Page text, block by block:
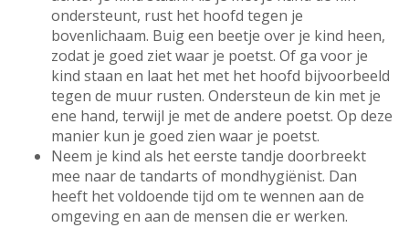
ondersteunt, rust het hoofd tegen je
bovenlichaam. Buig een beetje over je kind heen,
zodat je goed ziet waar je poetst. Of ga voor je
kind staan en laat het met het hoofd bijvoorbeeld
tegen de muur rusten. Ondersteun de kin met je
ene hand, terwijl je met de andere poetst. Op deze
manier kun je goed zien waar je poetst.
Neem je kind als het eerste tandje doorbreekt
mee naar de tandarts of mondhygiënist. Dan
heeft het voldoende tijd om te wennen aan de
omgeving en aan de mensen die er werken.